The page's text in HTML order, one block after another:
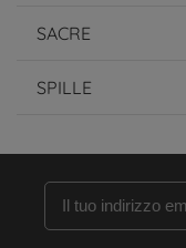
SACRE
SPILLE